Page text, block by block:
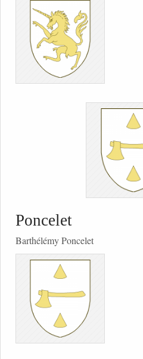
Poncelet
Barthélémy Poncelet